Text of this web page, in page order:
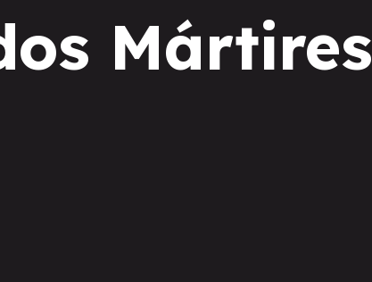
Mártires